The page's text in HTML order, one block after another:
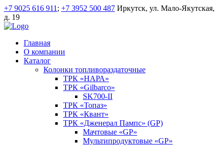
+7 9025 616 911 ; +7 3952 500 487 Иркутск, ул. Мало-Якутская,
д. 19
Главная
О компании
Каталог
Колонки топливораздаточные
ТРК «НАРА»
ТРК «Gilbarco»
SK700-II
ТРК «Топаз»
ТРК «Квант»
ТРК «Дженерал Пампс» (GP)
Мачтовые «GP»
Мультипродуктовые «GP»